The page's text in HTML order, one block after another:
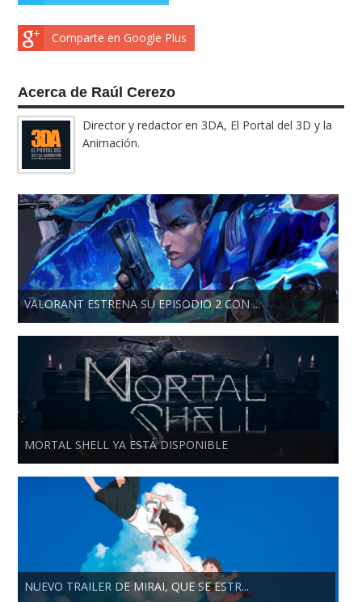
Comparte en Google Plus
Acerca de Raúl Cerezo
Director y redactor en 3DA, El Portal del 3D y la
Animación.
VALORANT ESTRENA SU EPISODIO 2 CON ...
MORTAL SHELL YA ESTÁ DISPONIBLE
NUEVO TRAILER DE MIRAI, QUE SE ESTR...